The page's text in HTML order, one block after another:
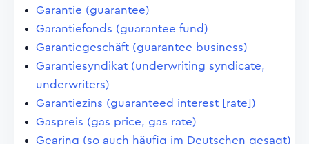
Garantie (guarantee)
Garantiefonds (guarantee fund)
Garantiegeschäft (guarantee business)
Garantiesyndikat (underwriting syndicate,
underwriters)
Garantiezins (guaranteed interest [rate])
Gaspreis (gas price, gas rate)
Gearing (so auch häufig im Deutschen gesagt)